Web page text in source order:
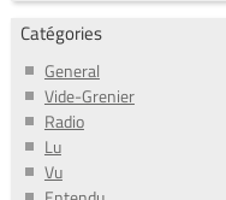
Catégories
General
Vide-Grenier
Radio
Lu
Vu